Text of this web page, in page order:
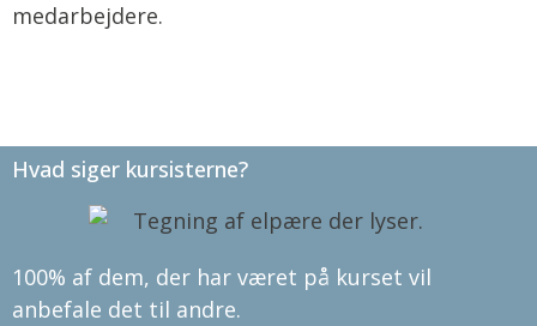
medarbejdere.
Hvad siger kursisterne?
100% af dem, der har været på kurset vil
anbefale det til andre.